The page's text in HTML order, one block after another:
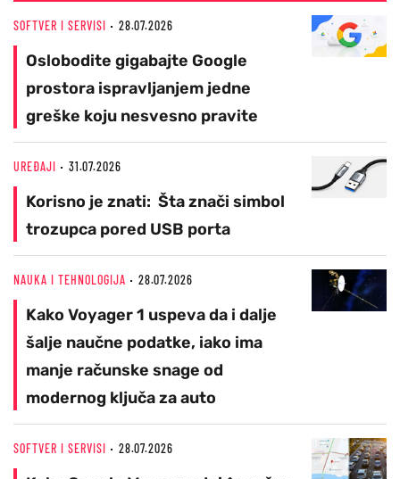
SOFTVER I SERVISI 28.07.2026
Oslobodite gigabajte Google
prostora ispravljanjem jedne
greške koju nesvesno pravite
UREĐAJI 31.07.2026
Korisno je znati: Šta znači simbol
trozupca pored USB porta
NAUKA I TEHNOLOGIJA 28.07.2026
Kako Voyager 1 uspeva da i dalje
šalje naučne podatke, iako ima
manje računske snage od
modernog ključa za auto
SOFTVER I SERVISI 28.07.2026